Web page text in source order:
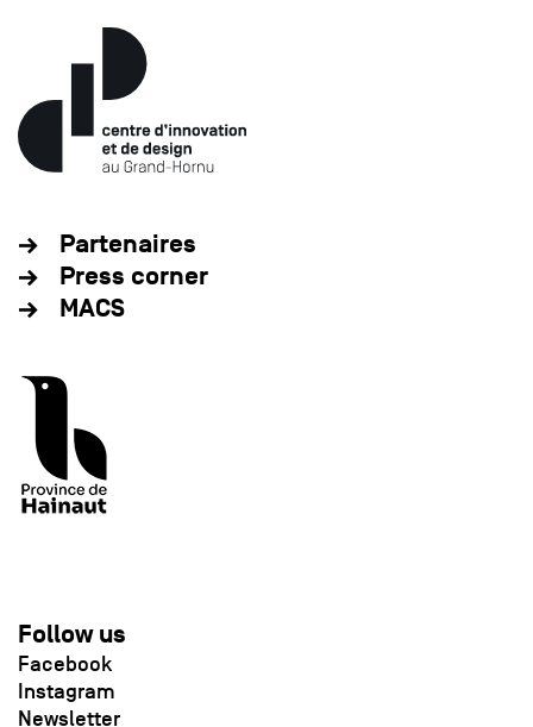
Partenaires
Press corner
MACS
Follow us
Facebook
Instagram
Newsletter